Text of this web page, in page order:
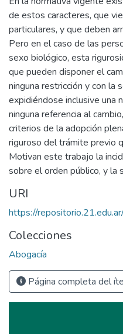
de estos caracteres, que
particulares, y que deben
Pero en el caso de las
sexo biológico, esta
que pueden disponer el
ninguna restricción y con la
expidiéndose inclusive una
ninguna referencia al
criterios de la adopción
riguroso del trámite previo
Motivan este trabajo la
sobre el orden público, y la
URI
https://
Colecciones
Abogacía
Página completa del